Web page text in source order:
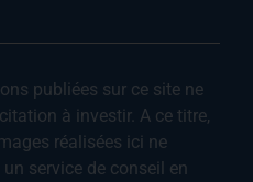
publiées sur ce site ne
à investir. A ce titre,
réalisées ici ne
service de conseil en